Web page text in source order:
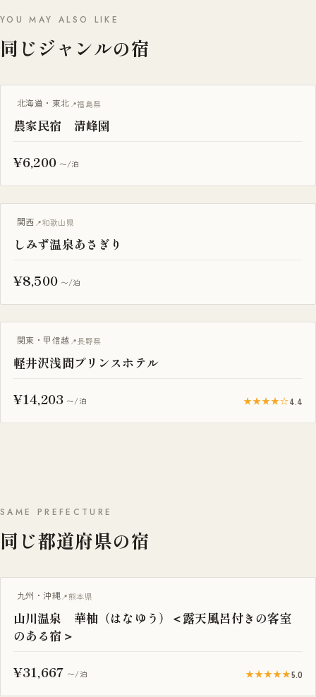
YOU MAY ALSO LIKE
同じジャンルの宿
一棟貸し
北海道・東北 福島県
農家民宿 清峰園
¥6,200 〜/泊
古民家
関西 和歌山県
しみず温泉あさぎり
¥8,500 〜/泊
ヴィラ・コテージ
関東・甲信越 長野県
軽井沢浅間プリンスホテル
¥14,203 〜/泊 ★★★★☆4.4
SAME PREFECTURE
同じ都道府県の宿
露天風呂付き客室
九州・沖縄 熊本県
山川温泉 華柚（はなゆう）＜露天風呂付きの客室
のある宿＞
¥31,667 〜/泊 ★★★★★5.0